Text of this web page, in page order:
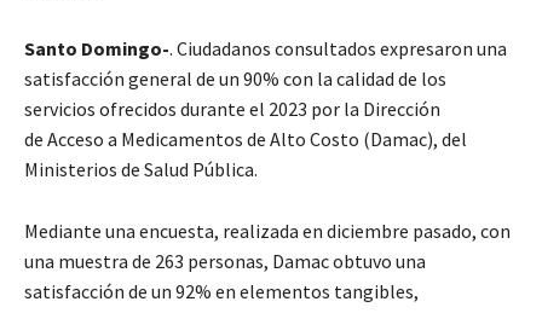
Santo Domingo-. Ciudadanos consultados expresaron una
satisfacción general de un 90% con la calidad de los
servicios ofrecidos durante el 2023 por la Dirección
de Acceso a Medicamentos de Alto Costo (Damac), del
Ministerios de Salud Pública.
Mediante una encuesta, realizada en diciembre pasado, con
una muestra de 263 personas, Damac obtuvo una
satisfacción de un 92% en elementos tangibles,